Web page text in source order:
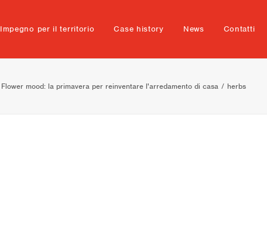
Impegno per il territorio Case history News Contatti
Flower mood: la primavera per reinventare l'arredamento di casa herbs